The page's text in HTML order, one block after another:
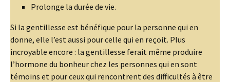
Prolonge la durée de vie.
Si la gentillesse est bénéfique pour la personne qui en
donne, elle l’est aussi pour celle qui en reçoit. Plus
incroyable encore : la gentillesse ferait même produire
l’hormone du bonheur chez les personnes qui en sont
témoins et pour ceux qui rencontrent des difficultés à être